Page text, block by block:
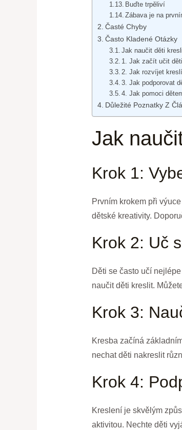
Buďte trpěliví
Zábava je na
Časté Chyby
Často Kladené Otázky
Jak naučit děti
1. Jak začít učit
2. Jak rozvíjet
3. Jak podporovat
4. Jak pomoci
Důležité Poznatky Z
Jak
Krok 1:
Prvním krokem při
dětské kreativity.
Krok 2: Uč
Děti se často učí
naučit děti kreslit.
Krok 3:
Kresba začíná
nechat děti nakreslit
Krok 4:
Kreslení je skvělým
aktivitou. Nechte děti